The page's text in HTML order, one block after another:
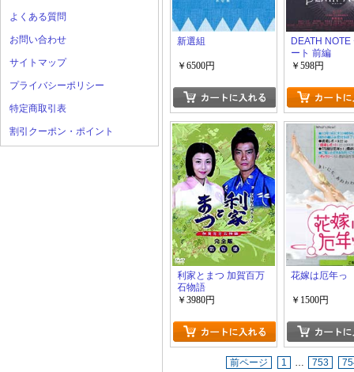
よくある質問
お問い合わせ
サイトマップ
プライバシーポリシー
特定商取引表
割引クーポン・ポイント
新選組
￥6500円
DEATH NOTE
ート 前編
￥598円
利家とまつ 加賀百万
石物語
￥3980円
花嫁は厄年っ
￥1500円
前ページ 1 … 753